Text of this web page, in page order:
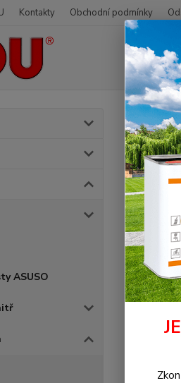
Kontakty Obchodní podmínky
ASUSO
Úvod
007